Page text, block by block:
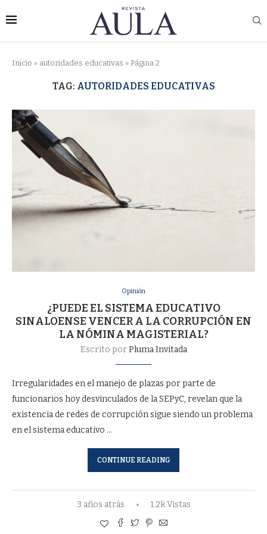
Inicio » autoridades educativas » Página 2
TAG: AUTORIDADES EDUCATIVAS
Opinión
¿PUEDE EL SISTEMA EDUCATIVO
SINALOENSE VENCER A LA CORRUPCIÓN EN
LA NÓMINA MAGISTERIAL?
Escrito porPluma Invitada
Irregularidades en el manejo de plazas por parte de
funcionarios hoy desvinculados de la SEPyC, revelan que la
existencia de redes de corrupción sigue siendo un problema
en el sistema educativo …
CONTINUE READING
3 años atrás 1.2k Vistas